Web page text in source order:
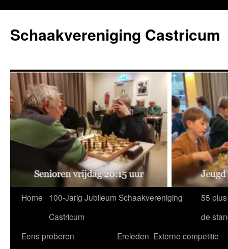
de
inhoud
Schaakvereniging Castricum
Home
100-Jarig Jubileum Schaakvereniging
Castricum
55
de
Eens proberen
Ereleden Externe competitie